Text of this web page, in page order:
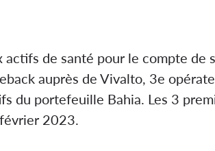
de santé pour le compte de
auprès de Vivalto, 3e
du portefeuille Bahia. Les 3
2023.